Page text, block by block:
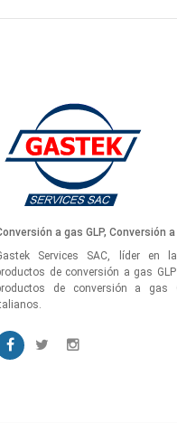
a gas GLP, Conversión
Services SAC, líder en
de conversión a gas
de conversión a gas